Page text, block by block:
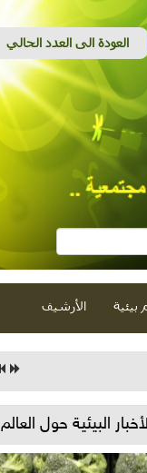
بيئية الأرشيف
البيئية حول العالم